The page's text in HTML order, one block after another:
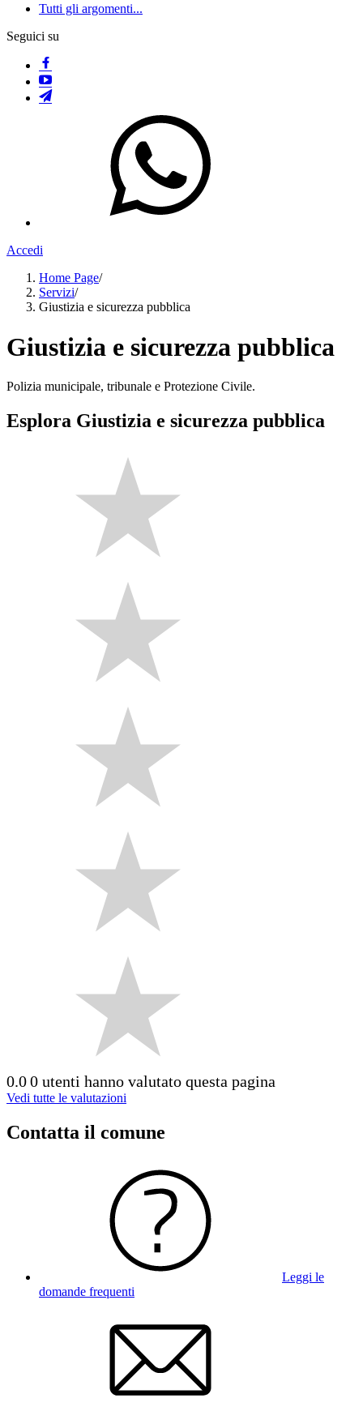
Tutti gli argomenti...
Seguici su
Accedi
Home Page/
Servizi/
Giustizia e sicurezza pubblica
Giustizia e sicurezza pubblica
Polizia municipale, tribunale e Protezione Civile.
Esplora Giustizia e sicurezza pubblica
0.00 utenti hanno valutato questa pagina
Vedi tutte le valutazioni
Contatta il comune
Leggi le
domande frequenti